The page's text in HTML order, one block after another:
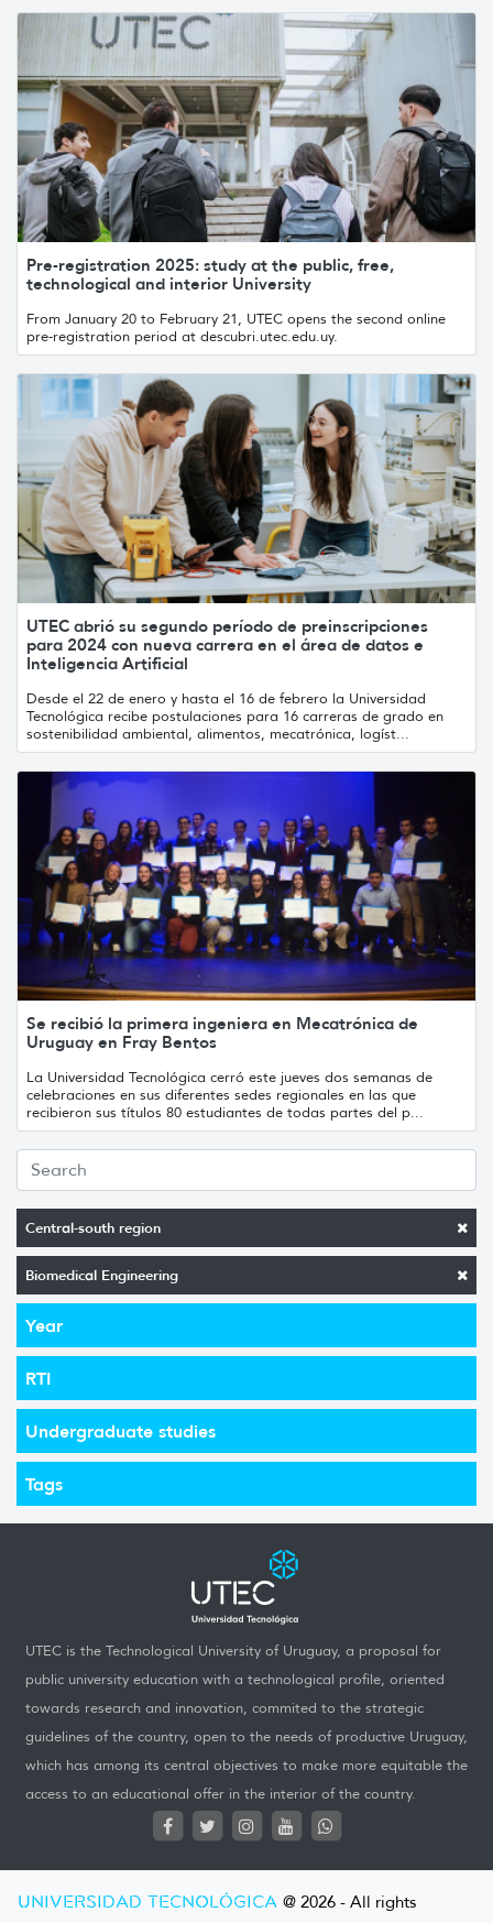
Central-south region
Biomedical Engineering
Year
RTI
Undergraduate studies
Tags
Pre-registration 2025: study at the public, free,
technological and interior University
From January 20 to February 21, UTEC opens the second online
pre-registration period at descubri.utec.edu.uy.
UTEC abrió su segundo período de preinscripciones
para 2024 con nueva carrera en el área de datos e
Inteligencia Artificial
Desde el 22 de enero y hasta el 16 de febrero la Universidad
Tecnológica recibe postulaciones para 16 carreras de grado en
sostenibilidad ambiental, alimentos, mecatrónica, logíst...
Se recibió la primera ingeniera en Mecatrónica de
Uruguay en Fray Bentos
La Universidad Tecnológica cerró este jueves dos semanas de
celebraciones en sus diferentes sedes regionales en las que
recibieron sus títulos 80 estudiantes de todas partes del p...
UTEC is the Technological University of Uruguay, a proposal for
public university education with a technological profile, oriented
towards research and innovation, commited to the strategic
guidelines of the country, open to the needs of productive Uruguay,
which has among its central objectives to make more equitable the
access to an educational offer in the interior of the country.
UNIVERSIDAD TECNOLÓGICA @ 2026 - All rights